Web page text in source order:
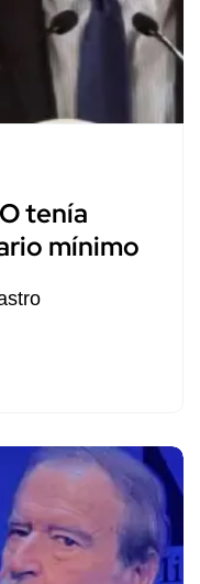
tenía
mínimo